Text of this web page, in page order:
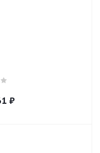
₽